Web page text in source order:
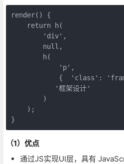
render() {
    return h(
        'div',
        null,
        h(
            'p',
{  'class':
           '框架设计'
        )
    );
}
（1）优点
通过JS实现UI层，具有